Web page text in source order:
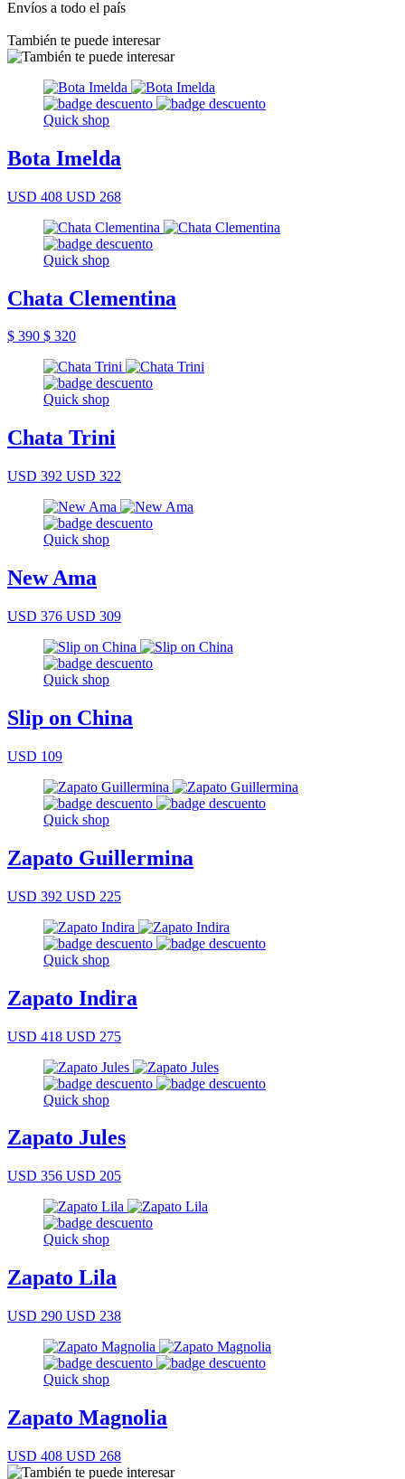
Envíos a todo el país
También te puede interesar
Quick shop
Bota Imelda
USD 408 USD 268
Quick shop
Chata Clementina
$ 390 $ 320
Quick shop
Chata Trini
USD 392 USD 322
Quick shop
New Ama
USD 376 USD 309
Quick shop
Slip on China
USD 109
Quick shop
Zapato Guillermina
USD 392 USD 225
Quick shop
Zapato Indira
USD 418 USD 275
Quick shop
Zapato Jules
USD 356 USD 205
Quick shop
Zapato Lila
USD 290 USD 238
Quick shop
Zapato Magnolia
USD 408 USD 268